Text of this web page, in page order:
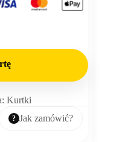
Kurtki
Jak zamówić?